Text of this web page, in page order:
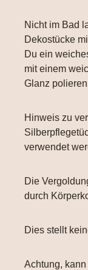
Nicht im Bad
Dekostücke
Du ein
mit einem
Glanz
Hinweis zu
verwendet
Die
durch
Dies stellt
Achtung,